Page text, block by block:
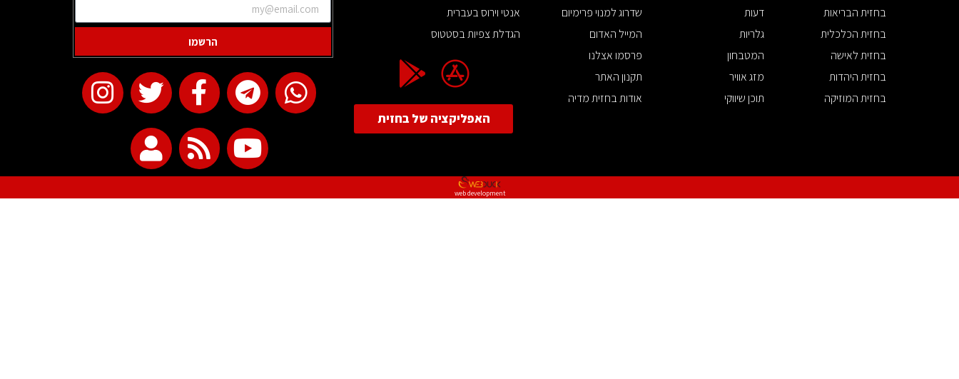
בחזית הבריאות
בחזית הכלכלית
בחזית לאישה
בחזית היהדות
בחזית המוזיקה
דעות
גלריות
המטבחון
מזג אוויר
תוכן שיווקי
שדרוג למנוי פרימיום
המייל האדום
פרסמו אצלנו
תקנון האתר
אודות בחזית מדיה
אנטי וירוס בעברית
הגדלת צפיות בסטטוס
האפליקציה של בחזית
הרשמו
web development